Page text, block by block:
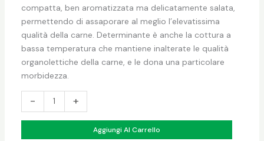
compatta, ben aromatizzata ma delicatamente salata,
permettendo di assaporare al meglio l’elevatissima
qualità della carne. Determinante è anche la cottura a
bassa temperatura che mantiene inalterate le qualità
organolettiche della carne, e le dona una particolare
morbidezza.
- +
Aggiungi Al Carrello